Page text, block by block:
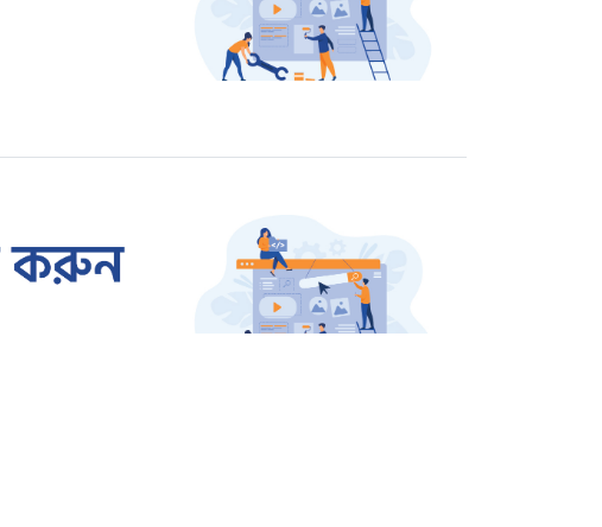
ইমামকে মারধরের অভিযোগে
ঝালকাঠিতে বিএনপি নেতার
ওসমান হাদি হত্যার বিচার
দাবিতে উত্তাল শাহবাগ